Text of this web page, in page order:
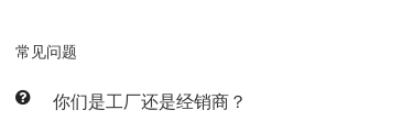
常见问题
你们是工厂还是经销商？